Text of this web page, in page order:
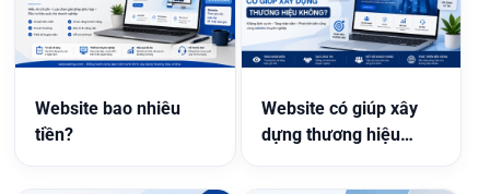
Website bao nhiêu
tiền?
Website có giúp xây
dựng thương hiệu